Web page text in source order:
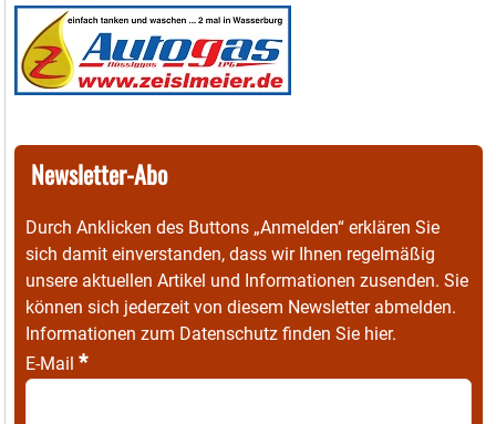
Newsletter-Abo
Durch Anklicken des Buttons „Anmelden“ erklären Sie
sich damit einverstanden, dass wir Ihnen regelmäßig
unsere aktuellen Artikel und Informationen zusenden. Sie
können sich jederzeit von diesem Newsletter abmelden.
Informationen zum Datenschutz finden Sie hier.
E-Mail *